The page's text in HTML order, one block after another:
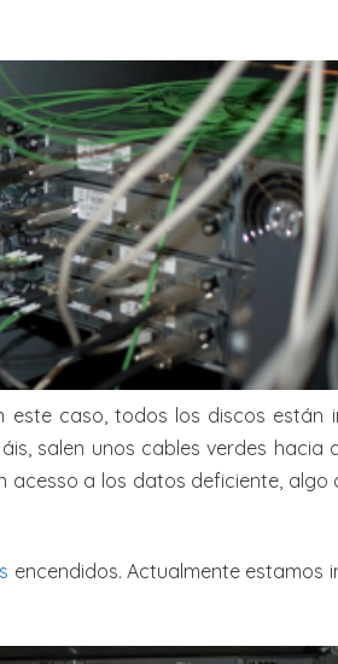
caso, todos los discos están
salen unos cables verdes
a los datos deficiente,
encendidos. Actualmente estamos